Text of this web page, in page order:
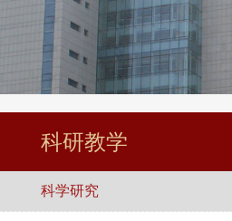
科研教学
科学研究